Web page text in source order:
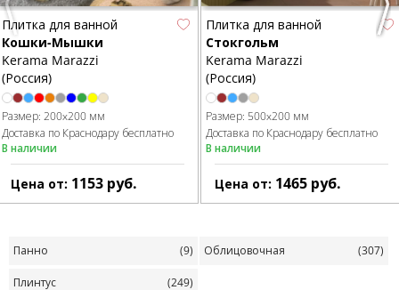
Previous
Плитка для ванной
Кошки-Мышки
Kerama Marazzi
(Россия)
Размер: 200x200 мм
Доставка по Краснодару бесплатно
В наличии
Цена от: 1153 руб.
Плитка для ванной
Стокгольм
Kerama Marazzi
(Россия)
Размер: 500x200 мм
Доставка по Краснодару бесплатно
В наличии
Цена от: 1465 руб.
Панно (9) Облицовочная (307)
Плинтус (249)